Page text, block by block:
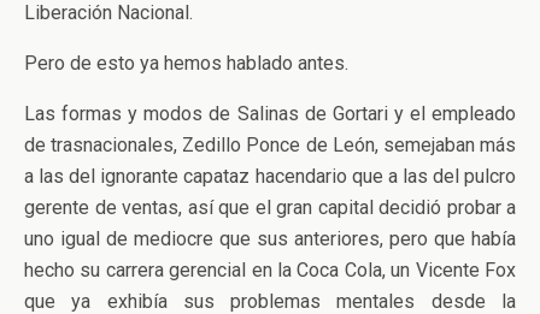
Liberación Nacional.
Pero de esto ya hemos hablado antes.
Las formas y modos de Salinas de Gortari y el empleado
de trasnacionales, Zedillo Ponce de León, semejaban más
a las del ignorante capataz hacendario que a las del pulcro
gerente de ventas, así que el gran capital decidió probar a
uno igual de mediocre que sus anteriores, pero que había
hecho su carrera gerencial en la Coca Cola, un Vicente Fox
que ya exhibía sus problemas mentales desde la